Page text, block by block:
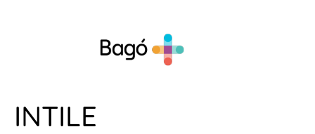
INTILE